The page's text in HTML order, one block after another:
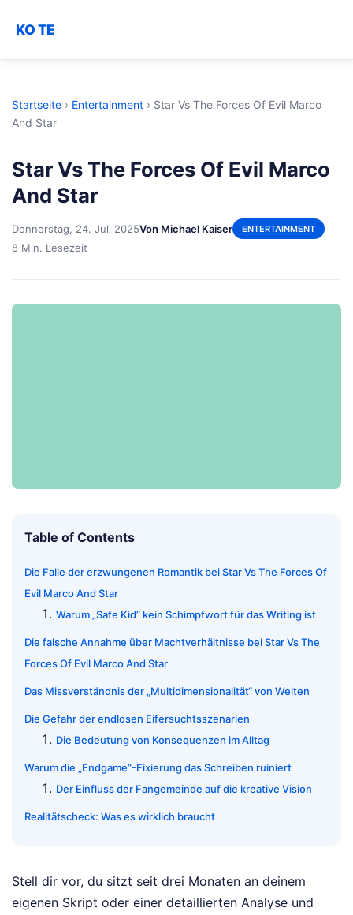
KO TE
Startseite › Entertainment › Star Vs The Forces Of Evil Marco
And Star
Star Vs The Forces Of Evil Marco
And Star
Donnerstag, 24. Juli 2025Von Michael Kaiser ENTERTAINMENT
8 Min. Lesezeit
Table of Contents
Die Falle der erzwungenen Romantik bei Star Vs The Forces Of
Evil Marco And Star
Warum „Safe Kid“ kein Schimpfwort für das Writing ist
Die falsche Annahme über Machtverhältnisse bei Star Vs The
Forces Of Evil Marco And Star
Das Missverständnis der „Multidimensionalität“ von Welten
Die Gefahr der endlosen Eifersuchtsszenarien
Die Bedeutung von Konsequenzen im Alltag
Warum die „Endgame“-Fixierung das Schreiben ruiniert
Der Einfluss der Fangemeinde auf die kreative Vision
Realitätscheck: Was es wirklich braucht
Stell dir vor, du sitzt seit drei Monaten an deinem
eigenen Skript oder einer detaillierten Analyse und